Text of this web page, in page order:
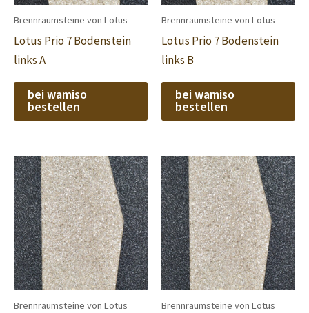
Brennraumsteine von Lotus
Lotus Prio 7 Bodenstein
links A
bei wamiso
bestellen
Brennraumsteine von Lotus
Lotus Prio 7 Bodenstein
links B
bei wamiso
bestellen
Brennraumsteine von Lotus Brennraumsteine von Lotus